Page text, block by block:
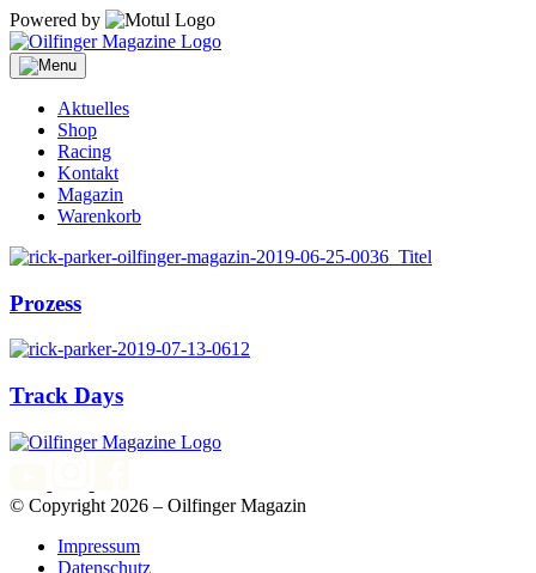
Powered by
Aktuelles
Shop
Racing
Kontakt
Magazin
Warenkorb
Prozess
Track Days
© Copyright 2026 – Oilfinger Magazin
Impressum
Datenschutz